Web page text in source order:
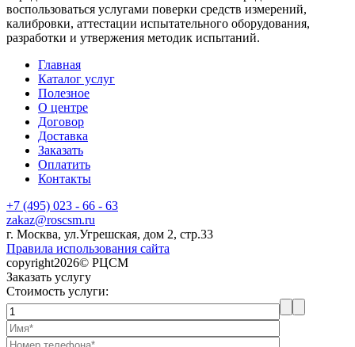
воспользоваться услугами поверки средств измерений,
калибровки, аттестации испытательного оборудования,
разработки и утвержения методик испытаний.
Главная
Каталог услуг
Полезное
О центре
Договор
Доставка
Заказать
Оплатить
Контакты
+7 (495) 023 - 66 - 63
zakaz@roscsm.ru
г. Москва, ул.Угрешская, дом 2, стр.33
Правила использования сайта
copyright2026© РЦСМ
Заказать услугу
Стоимость услуги: